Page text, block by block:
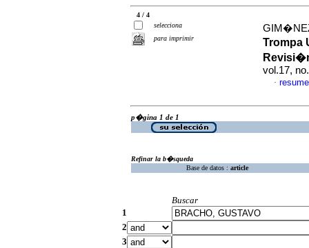
4 / 4
selecciona
para imprimir
Trompa
vol.17,
·
p�gina 1 de 1
Refinar la b�squeda
Base de datos : article
Buscar
1
2
3